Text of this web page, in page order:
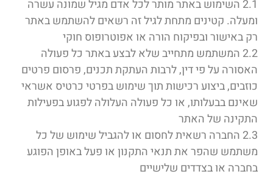
2.1 השימוש באתר מותר לכל אדם מגיל שמונה עשרה
ומעלה. קטינים מתחת לגיל זה רשאים להשתמש באתר
רק באישור ובפיקוח הורה או אפוטרופוס חוקי
2.2 המשתמש מתחייב שלא לבצע באתר כל פעולה
האסורה על פי דין, לרבות העתקת תכנים, פרסום פרטים
כוזבים, ביצוע רכישות תוך שימוש בפרטי כרטיס אשראי
שאינם בבעלותו, או כל פעולה העלולה לפגוע בפעילות
התקינה של האתר
2.3 החברה רשאית לחסום או להגביל שימוש של כל
משתמש שהפר את תנאי התקנון או פעל באופן הפוגע
בחברה או בצדדים שלישיים